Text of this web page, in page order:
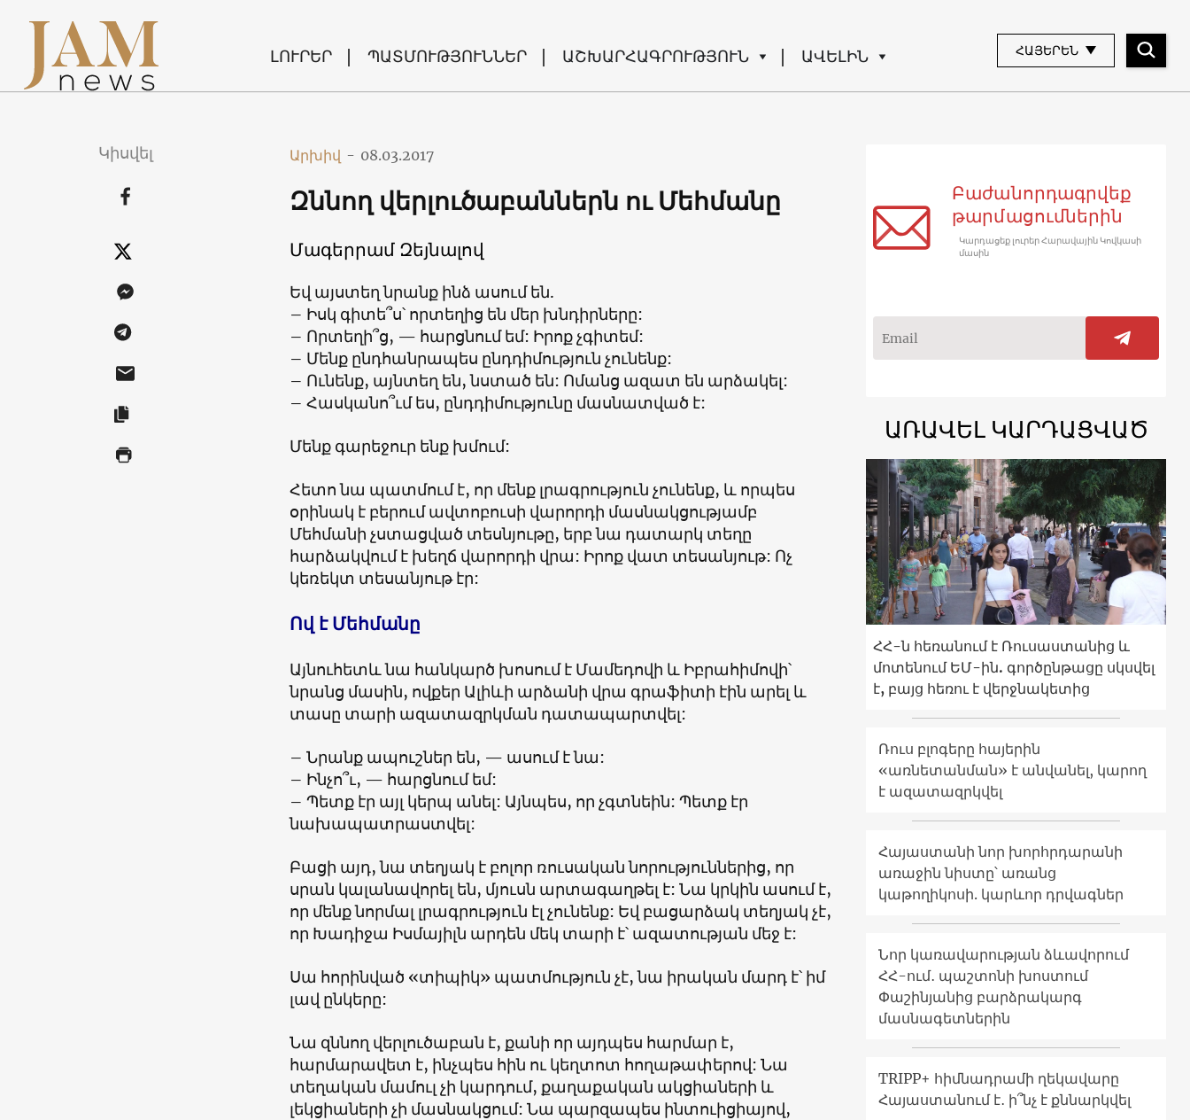
ԼՈՒՐԵՐ ՊԱՏՄՈՒԹՅՈՒՆՆԵՐ ԱՇԽԱՐՀԱԳՐՈՒԹՅՈՒՆ ԱՎԵԼԻՆ ՀԱՅԵՐԵՆ
Կիսվել Արխիվ - 08.03.2017
Զննող վերլուծաբաններն ու Մեհմանը
Մագերրամ Զեյնալով
Եվ այստեղ նրանք ինձ ասում են.
– Իսկ գիտե՞ս՝ որտեղից են մեր խնդիրները:
– Որտեղի՞ց, — հարցնում եմ: Իրոք չգիտեմ:
– Մենք ընդհանրապես ընդդիմություն չունենք:
– Ունենք, այնտեղ են, նստած են: Ոմանց ազատ են արձակել:
– Հասկանո՞ւմ ես, ընդդիմությունը մասնատված է:
Մենք գարեջուր ենք խմում:
Հետո նա պատմում է, որ մենք լրագրություն չունենք, և որպես
օրինակ է բերում ավտոբուսի վարորդի մասնակցությամբ
Մեհմանի չստացված տեսնյութը, երբ նա դատարկ տեղը
հարձակվում է խեղճ վարորդի վրա: Իրոք վատ տեսանյութ: Ոչ
կեռեկտ տեսանյութ էր:
Ով է Մեհմանը
Այնուհետև նա հանկարծ խոսում է Մամեդովի և Իբրահիմովի՝
նրանց մասին, ովքեր Ալիևի արձանի վրա գրաֆիտի էին արել և
տասը տարի ազատազրկման դատապարտվել:
– Նրանք ապուշներ են, — ասում է նա:
– Ինչո՞ւ, — հարցնում եմ:
– Պետք էր այլ կերպ անել: Այնպես, որ չգտնեին: Պետք էր
նախապատրաստվել:
Բացի այդ, նա տեղյակ է բոլոր ռուսական նորություններից, որ
սրան կալանավորել են, մյուսն արտագաղթել է: Նա կրկին ասում է,
որ մենք նորմալ լրագրություն էլ չունենք: Եվ բացարձակ տեղյակ չէ,
որ Խադիջա Իսմայիլն արդեն մեկ տարի է՝ ազատության մեջ է:
Սա հորինված «տիպիկ» պատմություն չէ, նա իրական մարդ է՝ իմ
լավ ընկերը:
Նա զննող վերլուծաբան է, քանի որ այդպես հարմար է,
հարմարավետ է, ինչպես հին ու կեղտոտ հողաթափերով: Նա
տեղական մամուլ չի կարդում, քաղաքական ակցիաների և
լեկցիաների չի մասնակցում: Նա պարզապես ինտուիցիայով,
Բաժանորդագրվեք
թարմացումներին
Կարդացեք լուրեր Հարավային Կովկասի
մասին
ԱՌԱՎԵԼ ԿԱՐԴԱՑՎԱԾ
ՀՀ-ն հեռանում է Ռուսաստանից և
մոտենում ԵՄ-ին. գործընթացը սկսվել
է, բայց հեռու է վերջնակետից
Ռուս բլոգերը հայերին
«առնետանման» է անվանել, կարող
է ազատազրկվել
Հայաստանի նոր խորհրդարանի
առաջին նիստը՝ առանց
կաթողիկոսի. կարևոր դրվագներ
Նոր կառավարության ձևավորում
ՀՀ-ում․ պաշտոնի խոստում
Փաշինյանից բարձրակարգ
մասնագետներին
TRIPP+ հիմնադրամի ղեկավարը
Հայաստանում է․ ի՞նչ է քննարկվել